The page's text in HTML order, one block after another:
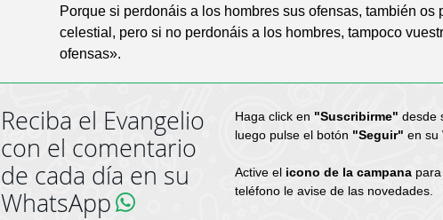
Porque si perdonáis a los hombres sus ofensas, también os
celestial, pero si no perdonáis a los hombres, tampoco
ofensas».
Reciba el Evangelio
con el comentario
de cada día en su
WhatsApp
Haga click en "Suscribirme" desde
luego pulse el botón "Seguir" en su
Active el icono de la campanapara
teléfono le avise de las novedades.